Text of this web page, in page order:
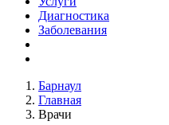
Диагностика
Заболевания
Барнаул
Главная
Врачи